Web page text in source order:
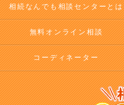
相続なんでも相談センターとは
無料オンライン相談
コーディネーター